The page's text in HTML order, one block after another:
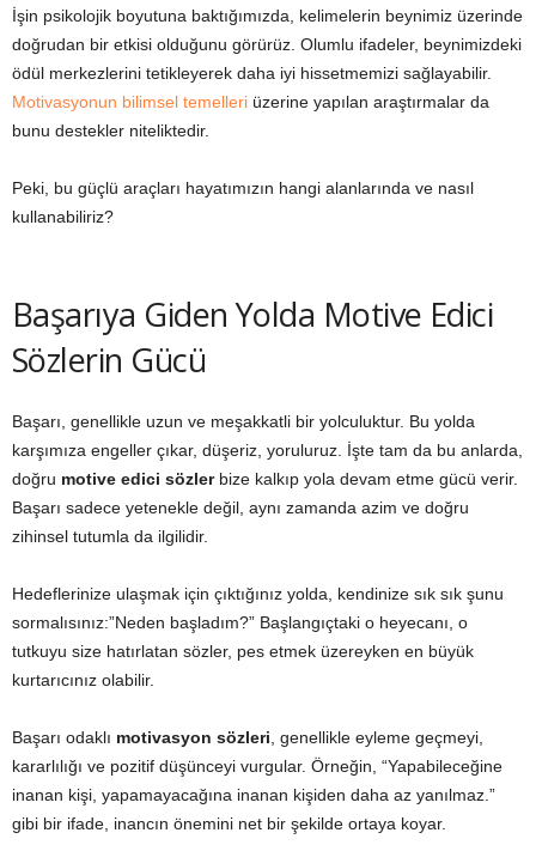
İşin psikolojik boyutuna baktığımızda, kelimelerin beynimiz üzerinde
doğrudan bir etkisi olduğunu görürüz. Olumlu ifadeler, beynimizdeki
ödül merkezlerini tetikleyerek daha iyi hissetmemizi sağlayabilir.
Motivasyonun bilimsel temelleri üzerine yapılan araştırmalar da
bunu destekler niteliktedir.
Peki, bu güçlü araçları hayatımızın hangi alanlarında ve nasıl
kullanabiliriz?
Başarıya Giden Yolda Motive Edici
Sözlerin Gücü
Başarı, genellikle uzun ve meşakkatli bir yolculuktur. Bu yolda
karşımıza engeller çıkar, düşeriz, yoruluruz. İşte tam da bu anlarda,
doğru motive edici sözlerbize kalkıp yola devam etme gücü verir.
Başarı sadece yetenekle değil, aynı zamanda azim ve doğru
zihinsel tutumla da ilgilidir.
Hedeflerinize ulaşmak için çıktığınız yolda, kendinize sık sık şunu
sormalısınız:”Neden başladım?” Başlangıçtaki o heyecanı, o
tutkuyu size hatırlatan sözler, pes etmek üzereyken en büyük
kurtarıcınız olabilir.
Başarı odaklı motivasyon sözleri , genellikle eyleme geçmeyi,
kararlılığı ve pozitif düşünceyi vurgular. Örneğin, “Yapabileceğine
inanan kişi, yapamayacağına inanan kişiden daha az yanılmaz.”
gibi bir ifade, inancın önemini net bir şekilde ortaya koyar.